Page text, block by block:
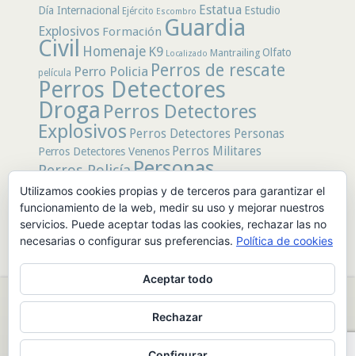
Día Internacional Ejército Escombro Estatua Estudio
Explosivos Formación Guardia
Civil Homenaje K9 Localizado Mantrailing Olfato
película Perro Policia Perros de rescate
Perros Detectores
Droga Perros Detectores
Explosivos Perros Detectores Personas
Perros Detectores Venenos Perros Militares
Perros PolicíaPersonas
Desaparecidas Policía Policía Local
Policía Nacionalrastro rescate Restos
humanosTerremoto Tertulias Caninas Unidad
canina Veneno Video
© 2026 PerrosdeBusqueda |Política de Privacidad y Aviso Legal|
Utilizamos cookies propias y de terceros para garantizar el
funcionamiento de la web, medir su uso y mejorar nuestros
servicios. Puede aceptar todas las cookies, rechazar las no
necesarias o configurar sus preferencias. Política de cookies
Aceptar todo
Rechazar